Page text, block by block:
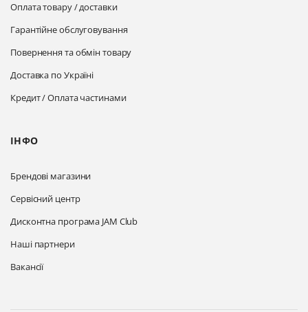
Оплата товару / доставки
Гарантійне обслуговування
Повернення та обмін товару
Доставка по Україні
Кредит / Оплата частинами
ІНФО
Брендові магазини
Сервісний центр
Дисконтна програма JAM Club
Наші партнери
Вакансії